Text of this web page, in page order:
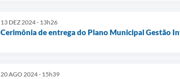
13 DEZ 2024 - 13h26
Cerimônia de entrega do Plano Municipal Gestão
20 AGO 2024 - 15h39